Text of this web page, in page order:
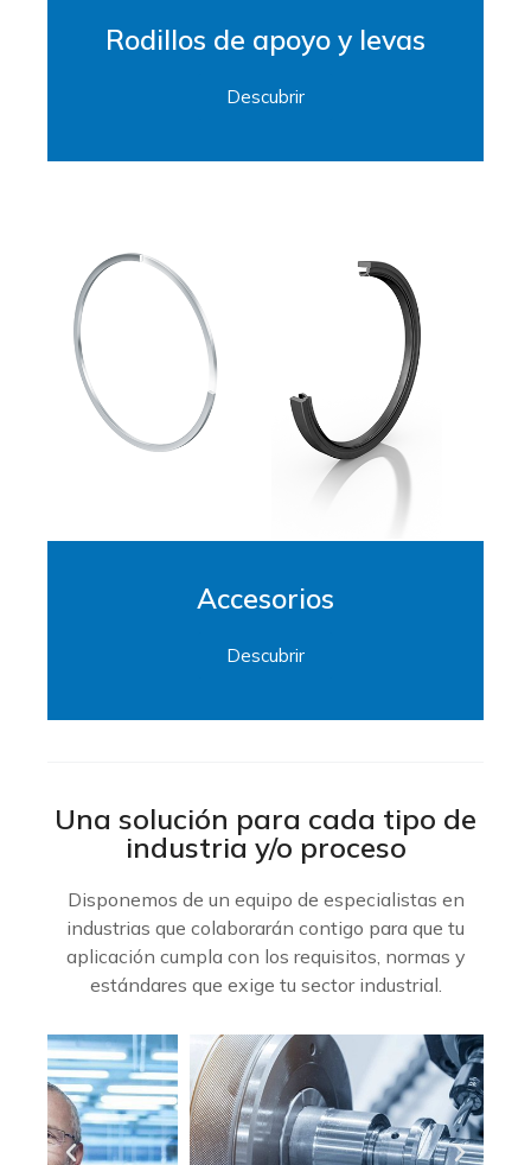
Rodillos de apoyo y levas
Descubrir
Accesorios
Descubrir
Una solución para cada tipo de
industria y/o proceso
Disponemos de un equipo de especialistas en
industrias que colaborarán contigo para que tu
aplicación cumpla con los requisitos, normas y
estándares que exige tu sector industrial.